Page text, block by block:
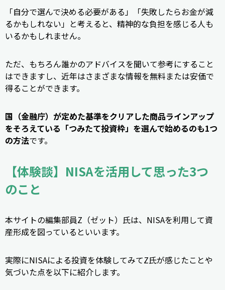
「自分で選んで決める必要がある」「失敗したらお金が減
るかもしれない」と考えると、精神的な負担を感じる人も
いるかもしれません。
ただ、もちろん誰かのアドバイスを聞いて参考にすること
はできますし、近年はさまざまな情報を無料または安価で
得ることができます。
国（金融庁）が定めた基準をクリアした商品ラインアップ
をそろえている「つみたて投資枠」を選んで始めるのも1つ
の方法です。
【体験談】NISAを活用して思った3つ
のこと
本サイトの編集部員Z（ゼット）氏は、NISAを利用して資
産形成を図っているといいます。
実際にNISAによる投資を体験してみてZ氏が感じたことや
気づいた点を以下に紹介します。